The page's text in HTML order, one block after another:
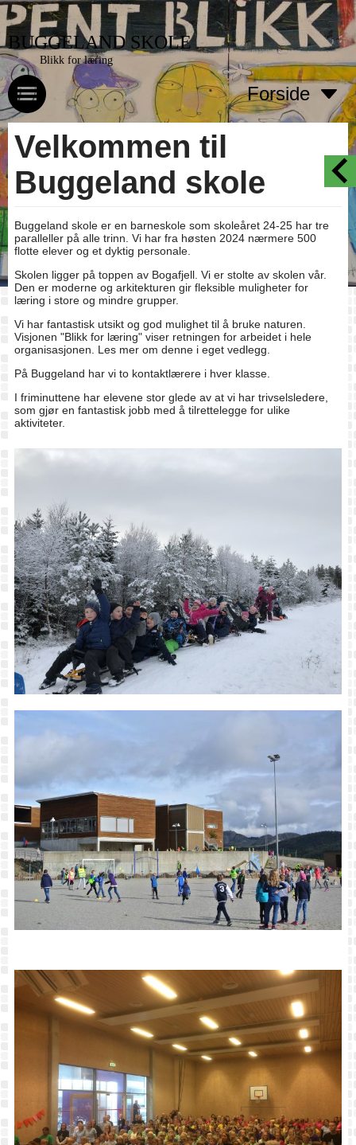
BUGGELAND SKOLE
Blikk for læring
Forside
Velkommen til
Buggeland skole
Buggeland skole er en barneskole som skoleåret 24-25 har tre
paralleller på alle trinn. Vi har fra høsten 2024 nærmere 500
flotte elever og et dyktig personale.
Skolen ligger på toppen av Bogafjell. Vi er stolte av skolen vår.
Den er moderne og arkitekturen gir fleksible muligheter for
læring i store og mindre grupper.
Vi har fantastisk utsikt og god mulighet til å bruke naturen.
Visjonen "Blikk for læring" viser retningen for arbeidet i hele
organisasjonen. Les mer om denne i eget vedlegg.
På Buggeland har vi to kontaktlærere i hver klasse.
I friminuttene har elevene stor glede av at vi har trivselsledere,
som gjør en fantastisk jobb med å tilrettelegge for ulike
aktiviteter.